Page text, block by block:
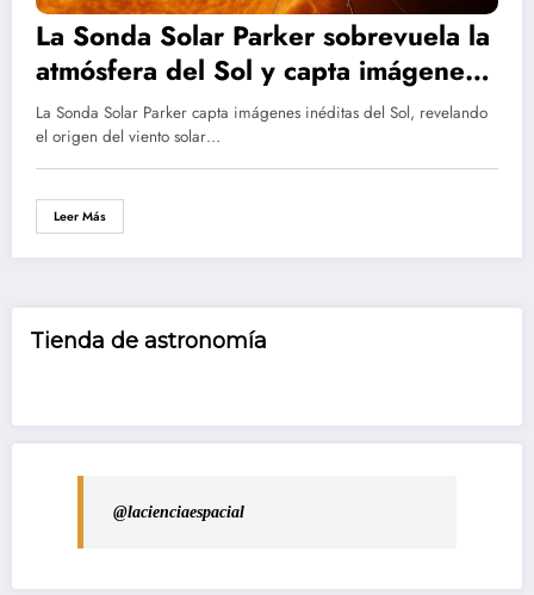
La Sonda Solar Parker sobrevuela la
atmósfera del Sol y capta imágenes
asombrosas del viento solar
La Sonda Solar Parker capta imágenes inéditas del Sol, revelando
el origen del viento solar…
Leer Más
Tienda de astronomía
@lacienciaespacial